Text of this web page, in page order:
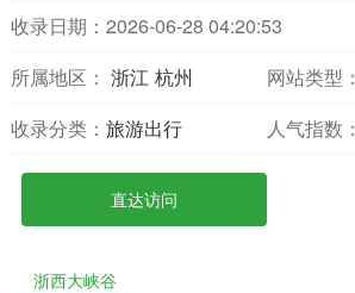
收录日期：2026-06-28 04:20:53
所属地区： 浙江 杭州 网站类型：
收录分类： 旅游出行 人气指数：
直达访问
浙西大峡谷